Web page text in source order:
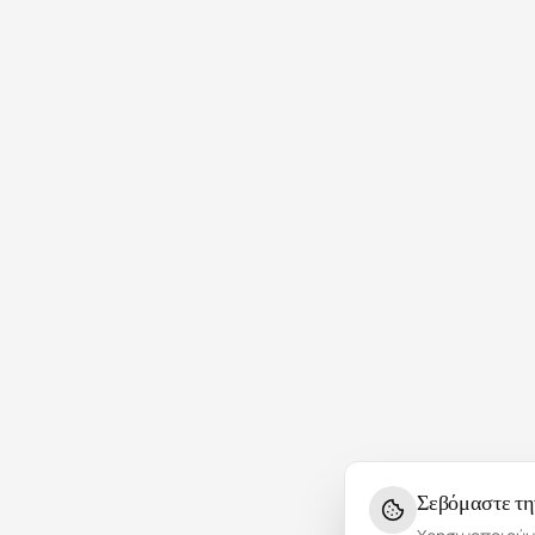
Σεβόμαστε